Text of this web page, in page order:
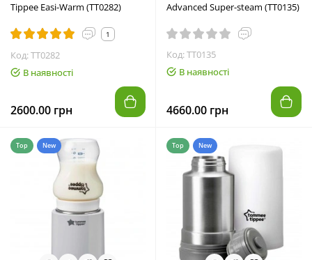
Tippee Easi-Warm (TT0282)
1
Код: TT0282
В наявності
2600.00 грн
Advanced Super-steam (TT0135)
Код: TT0135
В наявності
4660.00 грн
Top New Top New